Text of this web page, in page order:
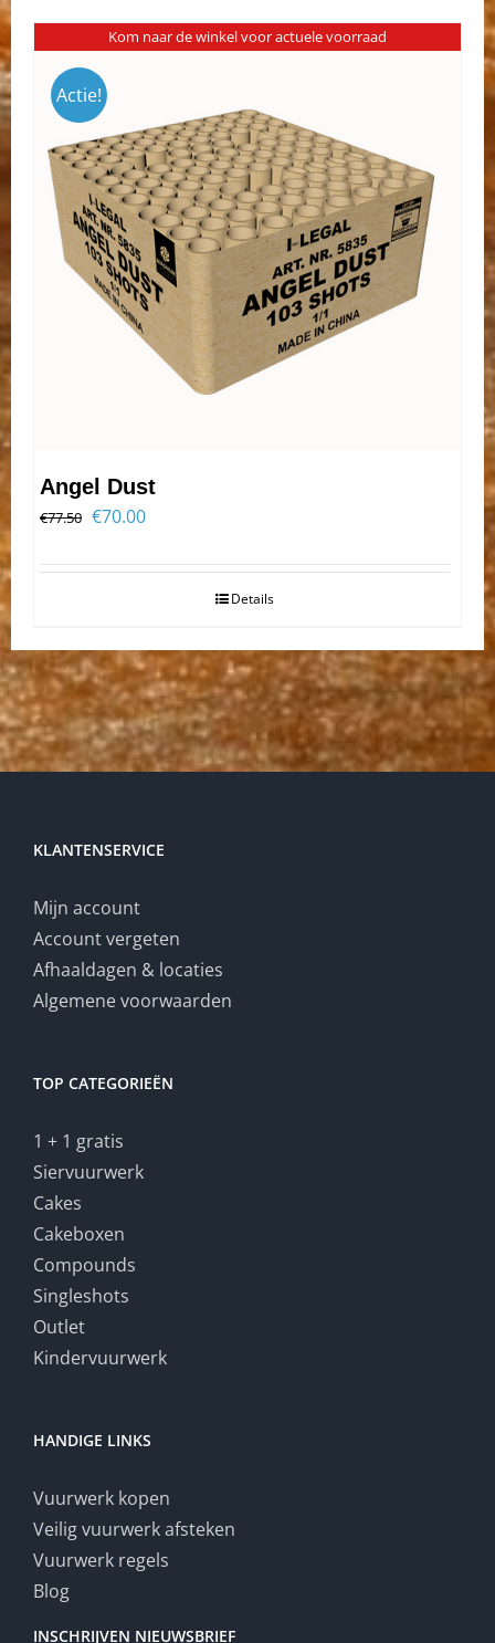
Kom naar de winkel voor actuele voorraad
Actie!
Angel Dust
€77.50 Oorspronkelijke
was:
€70.00Huidige
is:
Details
KLANTENSERVICE
Mijn account
Account vergeten
Afhaaldagen & locaties
Algemene voorwaarden
TOP CATEGORIEËN
1 + 1 gratis
Siervuurwerk
Cakes
Cakeboxen
Compounds
Singleshots
Outlet
Kindervuurwerk
HANDIGE LINKS
Vuurwerk kopen
Veilig vuurwerk afsteken
Vuurwerk regels
Blog
INSCHRIJVEN NIEUWSBRIEF